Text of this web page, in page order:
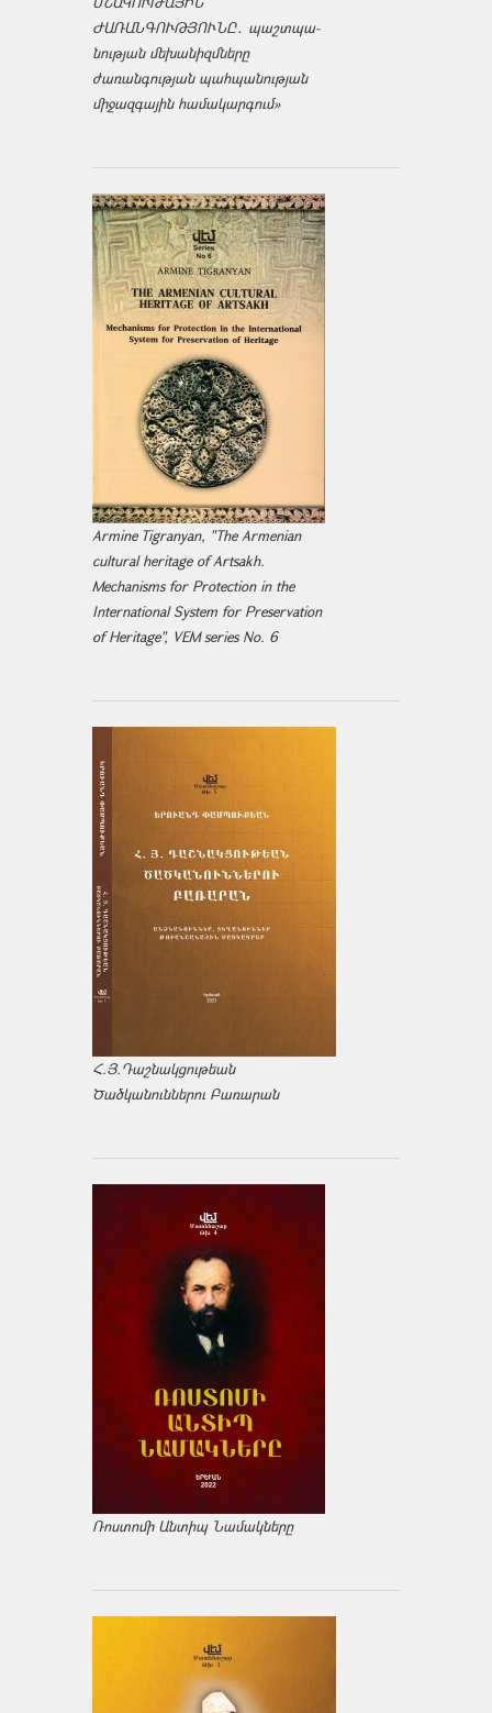
ԺԱՌԱՆԳՈՒԹՅՈՒՆԸ․ պաշտպա­
նության մեխանիզմները
ժառանգության պահպանության
միջազ­գային համակարգում»
Armine Tigranyan, "The Armenian
cultural heritage of Artsakh.
Mechanisms for Protection in the
International System for Preservation
of Heritage", VEM series No. 6
Հ.Յ.Դաշնակցութեան
Ծածկանուններու Բառարան
Ռոստոմի Անտիպ Նամակները